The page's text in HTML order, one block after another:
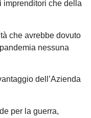
imprenditori che della
che avrebbe dovuto
nessuna
dell’Azienda
per la guerra,